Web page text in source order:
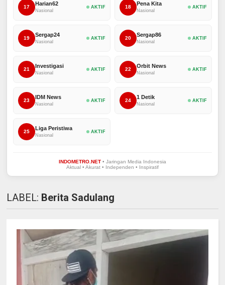
17
Harian62
Nasional
AKTIF 18
Pena Kita
Nasional
AKTIF
19
Sergap24
Nasional
AKTIF 20
Sergap86
Nasional
AKTIF
21
Investigasi
Nasional
AKTIF 22
Orbit News
Nasional
AKTIF
23
IDM News
Nasional
AKTIF 24
1 Detik
Nasional
AKTIF
25
Liga Peristiwa
Nasional
AKTIF
INDOMETRO.NET• Jaringan Media Indonesia
Aktual • Akurat • Independen • Inspiratif
LABEL: Berita Sadulang